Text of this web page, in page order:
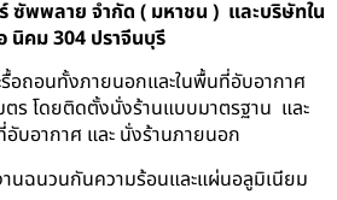
ซัพพลาย จำกัด ( มหาชน ) และบริษัทใน
นิคม 304 ปราจีนบุรี
อถอนทั้งภายนอกและในพื้นที่อับอากาศ
ตร โดยติดตั้งนั่งร้านแบบมาตรฐาน และ
บอากาศ และ นั่งร้านภายนอก
นฉนวนกันความร้อนและแผ่นอลูมิเนียม